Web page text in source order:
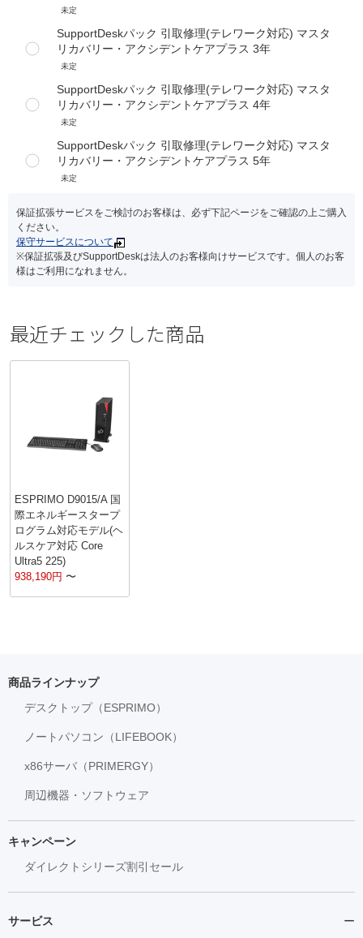
未定
SupportDeskパック 引取修理(テレワーク対応) マスタ
リカバリー・アクシデントケアプラス 3年
未定
SupportDeskパック 引取修理(テレワーク対応) マスタ
リカバリー・アクシデントケアプラス 4年
未定
SupportDeskパック 引取修理(テレワーク対応) マスタ
リカバリー・アクシデントケアプラス 5年
未定
保証拡張サービスをご検討のお客様は、必ず下記ページをご確認の上ご購入
ください。
保守サービスについて
※保証拡張及びSupportDeskは法人のお客様向けサービスです。個人のお客
様はご利用になれません。
最近チェックした商品
ESPRIMO D9015/A 国
際エネルギースタープ
ログラム対応モデル(ヘ
ルスケア対応 Core
Ultra5 225)
938,190円 〜
商品ラインナップ
デスクトップ（ESPRIMO）
ノートパソコン（LIFEBOOK）
x86サーバ（PRIMERGY）
周辺機器・ソフトウェア
キャンペーン
ダイレクトシリーズ割引セール
サービス